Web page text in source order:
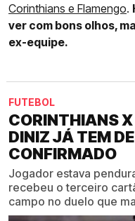
Corinthians e Flamengo.
ver com bons olhos,
ex-equipe.
FUTEBOL
CORINTHIANS
DINIZ JÁ TEM
CONFIRMADO
Jogador estava
recebeu o terceiro
campo no duelo que